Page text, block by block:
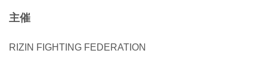
主催
RIZIN FIGHTING FEDERATION